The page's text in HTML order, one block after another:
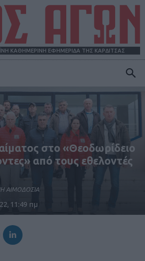
ΚΑΘΗΜΕΡΙΝΗ ΕΦΗΜΕΡΙΔΑ ΤΗΣ ΚΑΡΔΙΤΣΑΣ
ΑΓΩΝ
στο «Θεοδωρίδειο
από τους εθελοντές
ΑΙΜΟΔΟΣΙΑ
11:49 πμ